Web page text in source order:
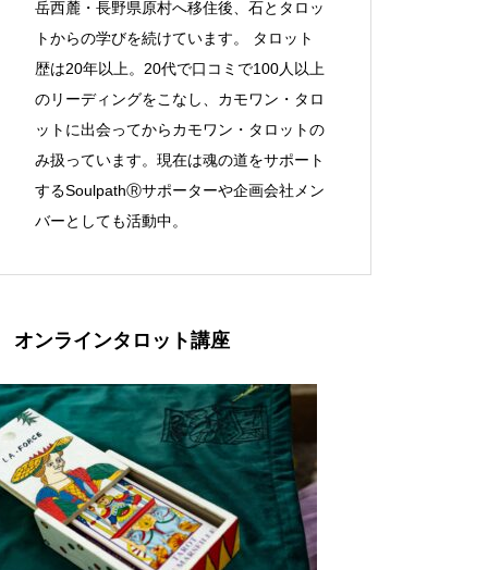
岳西麓・長野県原村へ移住後、石とタロッ
トからの学びを続けています。 タロット
歴は20年以上。20代で口コミで100人以上
のリーディングをこなし、カモワン・タロ
ットに出会ってからカモワン・タロットの
み扱っています。現在は魂の道をサポート
するSoulpathⓇサポーターや企画会社メン
バーとしても活動中。
オンラインタロット講座